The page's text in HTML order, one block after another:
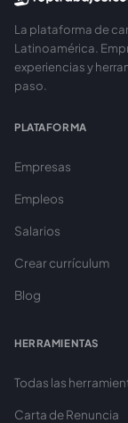
La plataforma de
Latinoamérica.
experiencias y
paso.
PLATAFORMA
Empresas
Empleos
Salarios
Crear currículum
Blog
HERRAMIENTAS
Todas las
Carta de Renuncia